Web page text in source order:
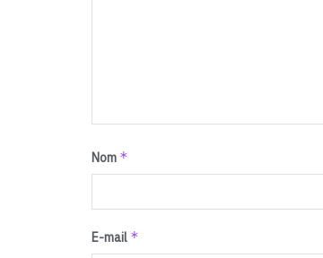
Nom *
E-mail *